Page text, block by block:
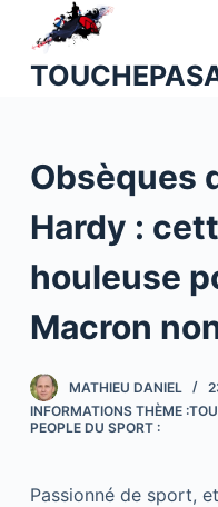
o
n
n
u
Obsèques
Hardy :
houleuse
Macron
MATHIEU DANIEL
INFORMATIONS THÈME
PEOPLE DU SPORT :
Passionné de sport,